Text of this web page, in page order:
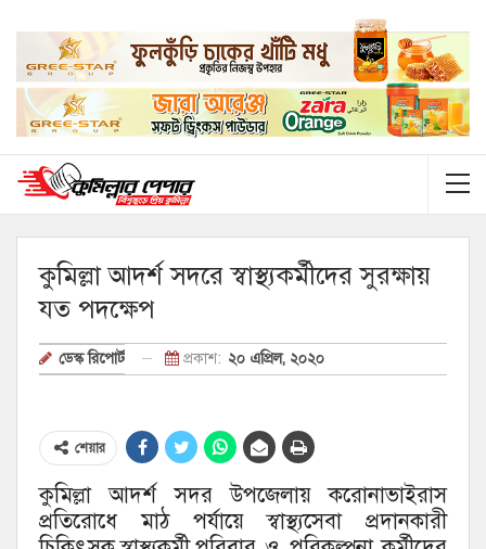
কুমিল্লা আদর্শ সদরে স্বাস্থ্যকর্মীদের সুরক্ষায়
যত পদক্ষেপ
ডেস্ক রিপোর্ট প্রকাশ: ২০ এপ্রিল, ২০২০
শেয়ার
কুমিল্লা আদর্শ সদর উপজেলায় করোনাভাইরাস
প্রতিরোধে মাঠ পর্যায়ে স্বাস্থ্যসেবা প্রদানকারী